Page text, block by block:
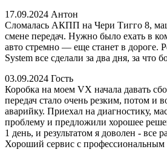
17.09.2024 Антон
Сломалась АКПП на Чери Тигго 8,
смене передач. Нужно было ехать в
авто стремно — еще станет в дороге.
System все сделали за два дня, за что
03.09.2024 Гость
Коробка на моем VX начала давать
передач стало очень резким, потом и
аварийку. Приехал на диагностику,
проблему и предложили хорошее
1 день, и результатом я доволен - все
Хороший сервис с профессиональным